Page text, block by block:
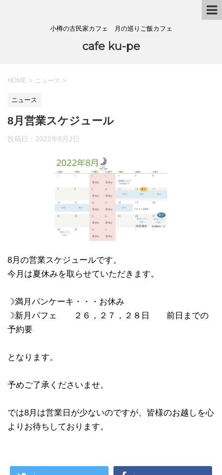
小樽の古民家カフェ 月の巡りご飯カフェ
cafe ku-pe
HOME > ニュース >
ニュース
8月営業スケジュール
投稿日： 2022年8月2日
8月の営業スケジュールです。
今月は夏休みを取らせていただきます。
☽満月パンケーキ・・・お休み
☽新月パフェ ２６，２７，２８日 前日までの
予約要
となります。
予めご了承くださいませ。
では8月は営業日が少ないのですが、皆様のお越しを心
よりお待ちしております。